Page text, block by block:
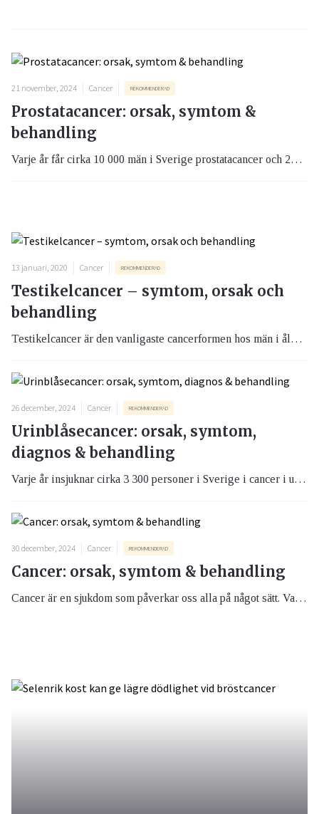
21 november, 2024 Cancer REKOMMENDERAD
Prostatacancer: orsak, symtom &
behandling
Varje år får cirka 10 000 män i Sverige prostatacancer och 2500 dör. Det gör prostatacancer till Sveriges vanligaste cancersjukdom. Ju tidigare sjukdomen upptäcks och behandlas, desto större är chansen att man blir bra.
13 januari, 2020 Cancer REKOMMENDERAD
Testikelcancer – symtom, orsak och
behandling
Testikelcancer är den vanligaste cancerformen hos män i åldern 15 till 40 år. Eftersom tidig upptäckt kan vara avgörande är det viktigt att på egen hand regelbundet undersöka dina testiklar.
26 december, 2024 Cancer REKOMMENDERAD
Urinblåsecancer: orsak, symtom,
diagnos & behandling
Varje år insjuknar cirka 3 300 personer i Sverige i cancer i urinblåsan och ett vanligt tecken är blod i urinen. Sjukdomen är tre gånger vanligare hos män än hos kvinnor men det finns behandling och med nya läkemedel också nytt hopp.
30 december, 2024 Cancer REKOMMENDERAD
Cancer: orsak, symtom & behandling
Cancer är en sjukdom som påverkar oss alla på något sätt. Var tredje svensk drabbas någon gång under sin livstid av cancer. Chanserna att bota cancer har ökat under de senaste decennierna tack vare nya behandlingar och ökad kunskap. Vid cancer är det extra viktigt att få i sig näring och här kan kosttillägg vara till hjälp.